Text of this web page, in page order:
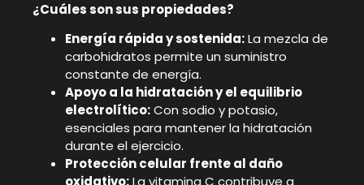
¿Cuáles son sus propiedades?
Energía rápida y sostenida:La mezcla de
carbohidratos permite un suministro
constante de energía.
Apoyo a la hidratación y el equilibrio
electrolítico:Con sodio y potasio,
esenciales para mantener la hidratación
durante el ejercicio.
Protección celular frente al daño